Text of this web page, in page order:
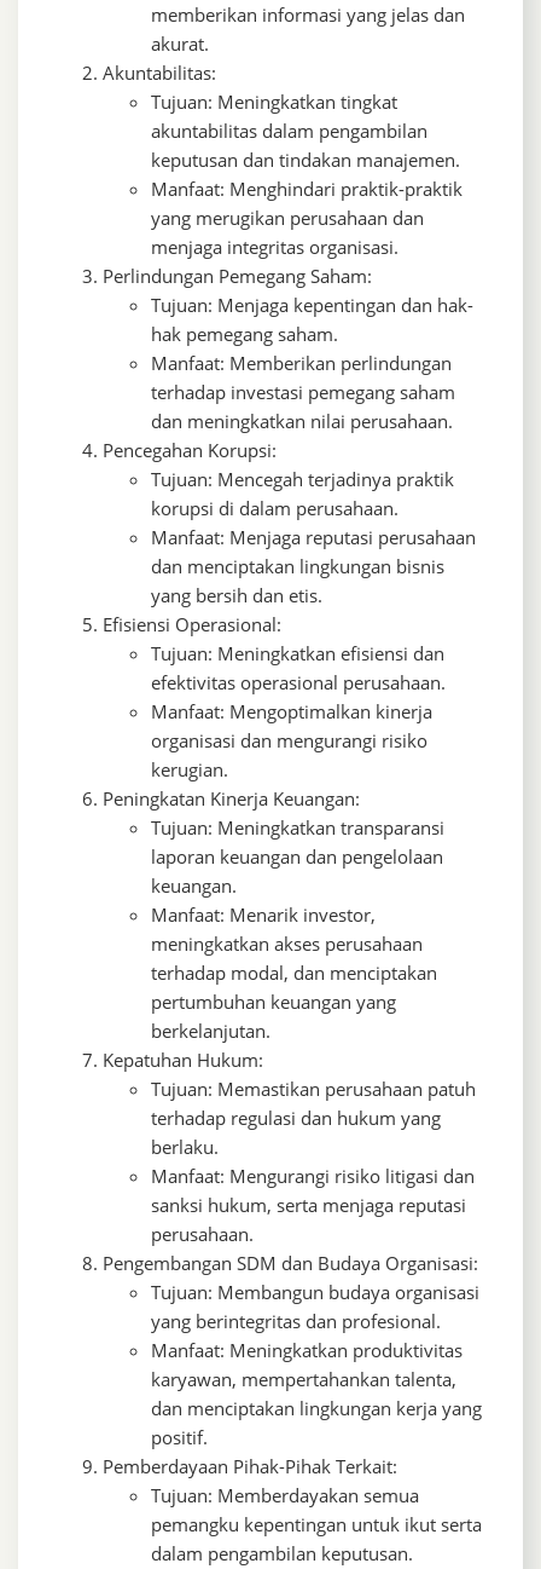
memberikan informasi yang jelas dan
akurat.
Akuntabilitas:
Tujuan: Meningkatkan tingkat
akuntabilitas dalam pengambilan
keputusan dan tindakan manajemen.
Manfaat: Menghindari praktik-praktik
yang merugikan perusahaan dan
menjaga integritas organisasi.
Perlindungan Pemegang Saham:
Tujuan: Menjaga kepentingan dan hak-
hak pemegang saham.
Manfaat: Memberikan perlindungan
terhadap investasi pemegang saham
dan meningkatkan nilai perusahaan.
Pencegahan Korupsi:
Tujuan: Mencegah terjadinya praktik
korupsi di dalam perusahaan.
Manfaat: Menjaga reputasi perusahaan
dan menciptakan lingkungan bisnis
yang bersih dan etis.
Efisiensi Operasional:
Tujuan: Meningkatkan efisiensi dan
efektivitas operasional perusahaan.
Manfaat: Mengoptimalkan kinerja
organisasi dan mengurangi risiko
kerugian.
Peningkatan Kinerja Keuangan:
Tujuan: Meningkatkan transparansi
laporan keuangan dan pengelolaan
keuangan.
Manfaat: Menarik investor,
meningkatkan akses perusahaan
terhadap modal, dan menciptakan
pertumbuhan keuangan yang
berkelanjutan.
Kepatuhan Hukum:
Tujuan: Memastikan perusahaan patuh
terhadap regulasi dan hukum yang
berlaku.
Manfaat: Mengurangi risiko litigasi dan
sanksi hukum, serta menjaga reputasi
perusahaan.
Pengembangan SDM dan Budaya Organisasi:
Tujuan: Membangun budaya organisasi
yang berintegritas dan profesional.
Manfaat: Meningkatkan produktivitas
karyawan, mempertahankan talenta,
dan menciptakan lingkungan kerja yang
positif.
Pemberdayaan Pihak-Pihak Terkait:
Tujuan: Memberdayakan semua
pemangku kepentingan untuk ikut serta
dalam pengambilan keputusan.